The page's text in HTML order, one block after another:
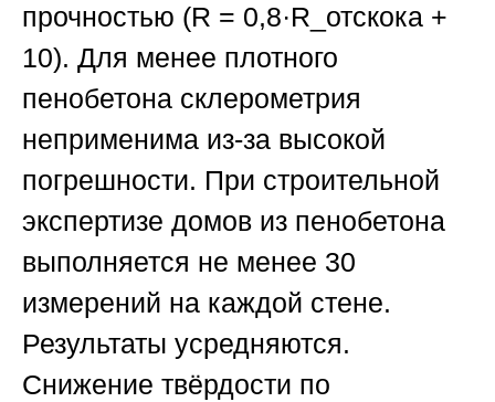
прочностью (R = 0,8·R_отскока +
10). Для менее плотного
пенобетона склерометрия
неприменима из-за высокой
погрешности. При строительной
экспертизе домов из пенобетона
выполняется не менее 30
измерений на каждой стене.
Результаты усредняются.
Снижение твёрдости по